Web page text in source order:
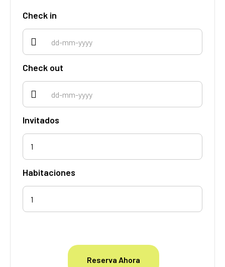
Check in
Check out
Invitados
1
Habitaciones
Reserva Ahora